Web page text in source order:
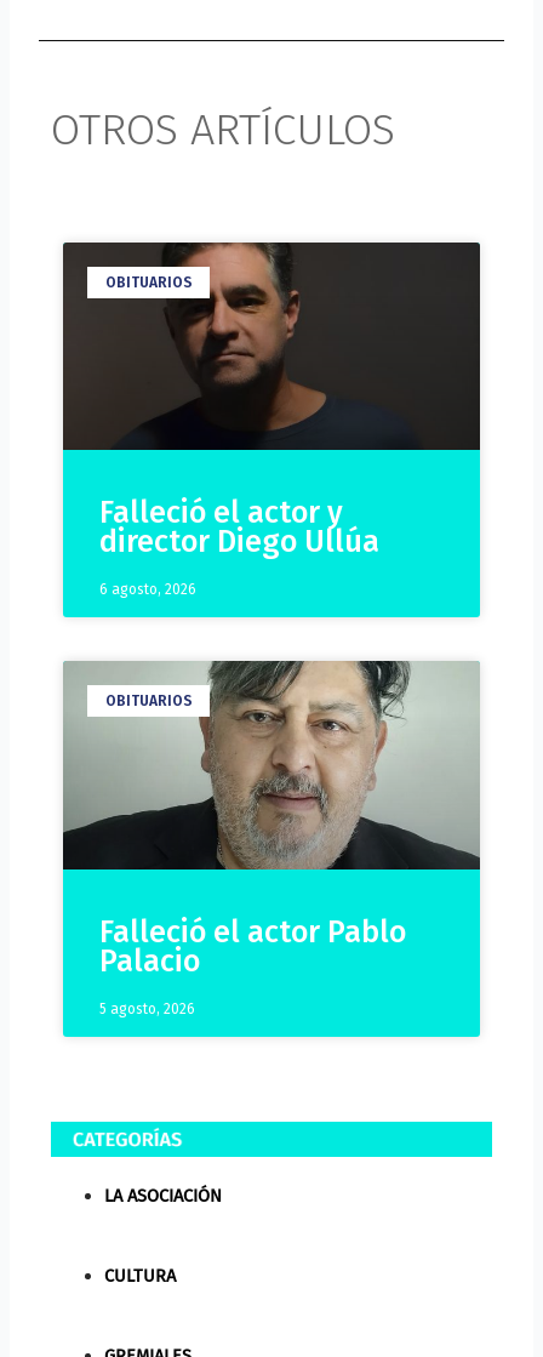
OTROS ARTÍCULOS
OBITUARIOS
Falleció el actor y
director Diego Ullúa
6 agosto, 2026
OBITUARIOS
Falleció el actor Pablo
Palacio
5 agosto, 2026
LA ASOCIACIÓN
CULTURA